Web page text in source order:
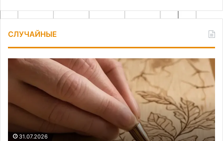
СЛУЧАЙНЫЕ
Выжигание
дереву
начинающих:
полное
руководство
по 31.07.2026
и
и